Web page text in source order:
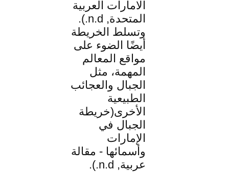
الامارات العربية
المتحدة, n.d.).
وتسلط الخريطة
أيضًا الضوء على
مواقع المعالم
المهمة، مثل
الجبال والعجائب
الطبيعية
الأخرى(خريطة
الجبال في
الإمارات
وأسمائها - مقالة
عربية, n.d.).